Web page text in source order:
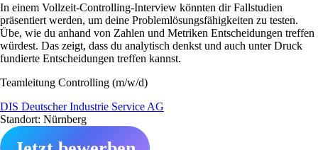
In einem Vollzeit-Controlling-Interview könnten dir Fallstudien
präsentiert werden, um deine Problemlösungsfähigkeiten zu testen.
Übe, wie du anhand von Zahlen und Metriken Entscheidungen treffen
würdest. Das zeigt, dass du analytisch denkst und auch unter Druck
fundierte Entscheidungen treffen kannst.
Teamleitung Controlling (m/w/d)
DIS Deutscher Industrie Service AG
Standort: Nürnberg